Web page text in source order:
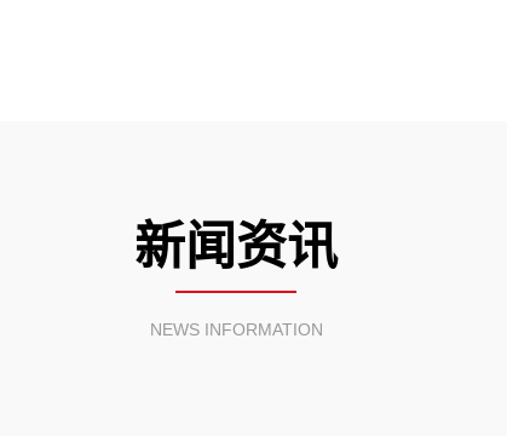
新闻资讯
NEWS INFORMATION